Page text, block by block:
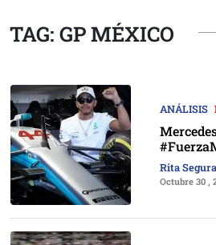
TAG: GP MÉXICO
ANÁLISIS
Rita Segura
Octubre 30 ,